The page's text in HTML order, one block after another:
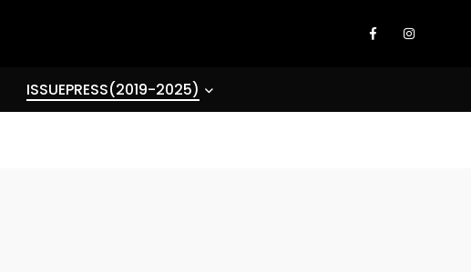
ISSUEPRESS(2019-2025)